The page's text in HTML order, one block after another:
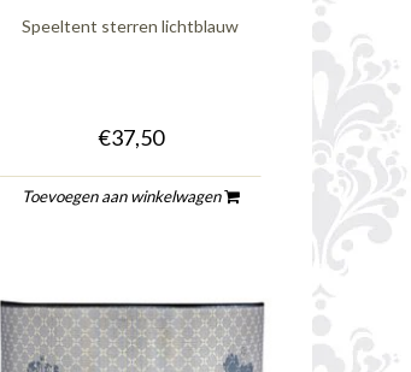
Speeltent sterren lichtblauw
€37,50
Toevoegen aan winkelwagen